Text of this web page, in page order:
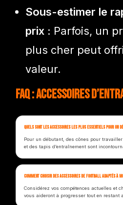
Sous-estimer le
prix : Parfois, un
plus cher peut
valeur.
FAQ : Accessoires
Quels sont les accessoires les plus essentiels pour un
Pour un débutant, des cônes pour
et des tapis d’entraînement sont
Comment choisir des accessoires de football adaptés à
Considérez vos compétences actuelles et
vous aideront à progresser tout en restant